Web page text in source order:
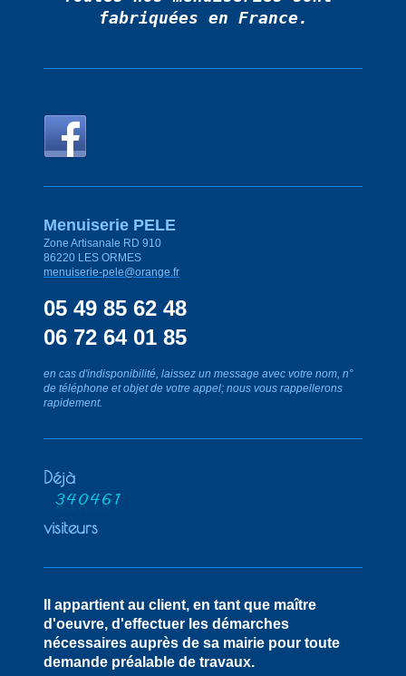
fabriquées en France.
Menuiserie PELE
Zone Artisanale RD 910
86220 LES ORMES
menuiserie-pele@orange.fr
05 49 85 62 48
06 72 64 01 85
en cas d'indisponibilité, laissez un message avec votre nom, n°
de téléphone et objet de votre appel; nous vous rappellerons
rapidement.
Déjà
visiteurs
Il appartient au client, en tant que maître
d'oeuvre, d'effectuer les démarches
nécessaires auprès de sa mairie pour toute
demande préalable de travaux.